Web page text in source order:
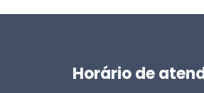
Horário de